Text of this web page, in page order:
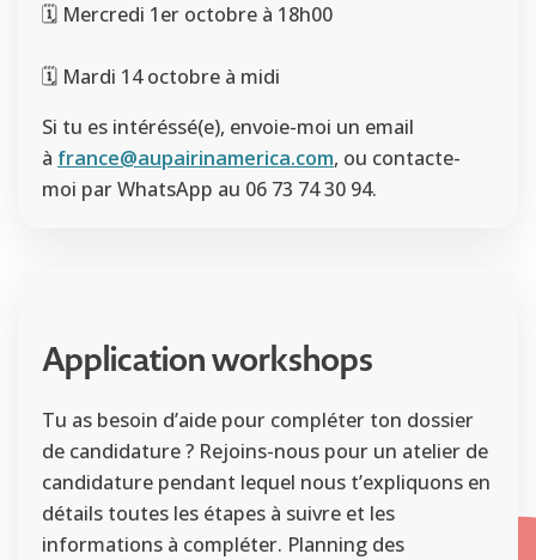
🗓️ Mercredi 1er octobre à 18h00
🗓️ Mardi 14 octobre à midi
Si tu es intéréssé(e), envoie-moi un email
à france@aupairinamerica.com, ou contacte-
moi par WhatsApp au 06 73 74 30 94.
Application workshops
Tu as besoin d’aide pour compléter ton dossier
de candidature ? Rejoins-nous pour un atelier de
candidature pendant lequel nous t’expliquons en
détails toutes les étapes à suivre et les
informations à compléter. Planning des